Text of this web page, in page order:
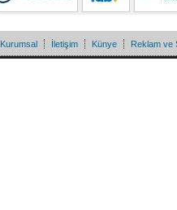
Kurumsal İletişim Künye Reklam ve